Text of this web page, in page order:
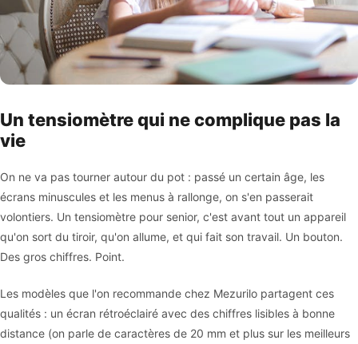
Un tensiomètre qui ne complique pas la
vie
On ne va pas tourner autour du pot : passé un certain âge, les
écrans minuscules et les menus à rallonge, on s'en passerait
volontiers. Un tensiomètre pour senior, c'est avant tout un appareil
qu'on sort du tiroir, qu'on allume, et qui fait son travail. Un bouton.
Des gros chiffres. Point.
Les modèles que l'on recommande chez Mezurilo partagent ces
qualités : un écran rétroéclairé avec des chiffres lisibles à bonne
distance (on parle de caractères de 20 mm et plus sur les meilleurs